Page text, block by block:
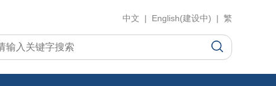
中文 | English(建设中) | 繁